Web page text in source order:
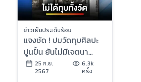
ข่าวเย็นประเด็นร้อน
แจงชัด ! ปมวัดทุบศิลปะ
ปูนปั้น ยันไม่มีเจตนา
ทำลาย จ.เพชรบุรี | ข่าว
เย็นประเด็นร้อน
25 ก.ย.
2567
6.3k
ครั้ง